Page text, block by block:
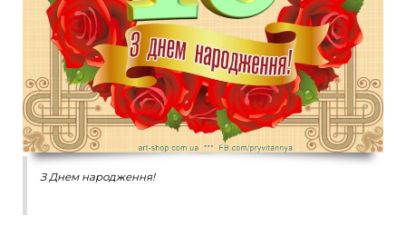
З Днем народження!